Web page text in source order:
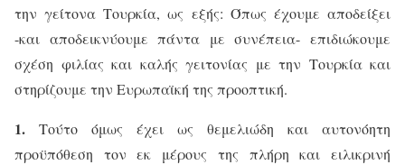
την γείτονα Τουρκία, ως εξής: Όπως έχουμε αποδείξει
-και αποδεικνύουμε πάντα με συνέπεια- επιδιώκουμε
σχέση φιλίας και καλής γειτονίας με την Τουρκία και
στηρίζουμε την Ευρωπαϊκή της προοπτική.
1. Τούτο όμως έχει ως θεμελιώδη και αυτονόητη
προϋπόθεση τον εκ μέρους της πλήρη και ειλικρινή